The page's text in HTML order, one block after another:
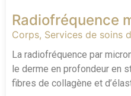
Radiofréquence
Corps, Services de soins
La radiofréquence par
le derme en profondeur en
fibres de collagène et